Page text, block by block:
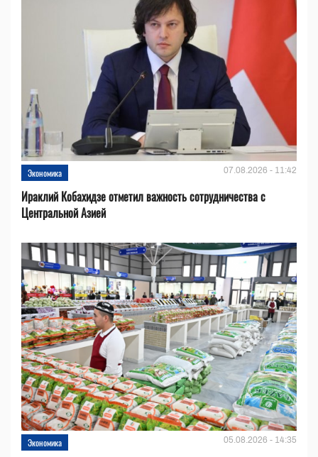
Экономика 07.08.2026 - 11:42
Ираклий Кобахидзе отметил важность сотрудничества с
Центральной Азией
Экономика 05.08.2026 - 14:35